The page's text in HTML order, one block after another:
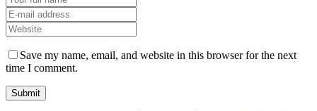
Save my name, email, and website in this browser for the next
time I comment.